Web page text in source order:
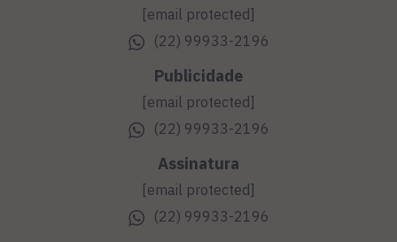
[email protected]
(22) 99933-2196
Publicidade
[email protected]
(22) 99933-2196
Assinatura
[email protected]
(22) 99933-2196